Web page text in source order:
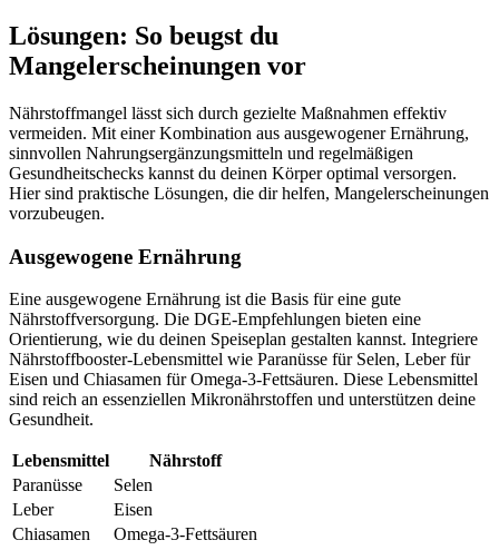
Lösungen: So beugst du
Mangelerscheinungen vor
Nährstoffmangel lässt sich durch gezielte Maßnahmen effektiv
vermeiden. Mit einer Kombination aus ausgewogener Ernährung,
sinnvollen Nahrungsergänzungsmitteln und regelmäßigen
Gesundheitschecks kannst du deinen Körper optimal versorgen.
Hier sind praktische Lösungen, die dir helfen, Mangelerscheinungen
vorzubeugen.
Ausgewogene Ernährung
Eine ausgewogene Ernährung ist die Basis für eine gute
Nährstoffversorgung. Die DGE-Empfehlungen bieten eine
Orientierung, wie du deinen Speiseplan gestalten kannst. Integriere
Nährstoffbooster-Lebensmittel wie Paranüsse für Selen, Leber für
Eisen und Chiasamen für Omega-3-Fettsäuren. Diese Lebensmittel
sind reich an essenziellen Mikronährstoffen und unterstützen deine
Gesundheit.
Lebensmittel
Nährstoff
Paranüsse
Selen
Leber
Eisen
Chiasamen
Omega-3-Fettsäuren